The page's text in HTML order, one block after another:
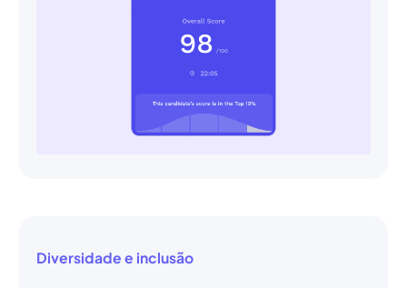
Diversidade e inclusão